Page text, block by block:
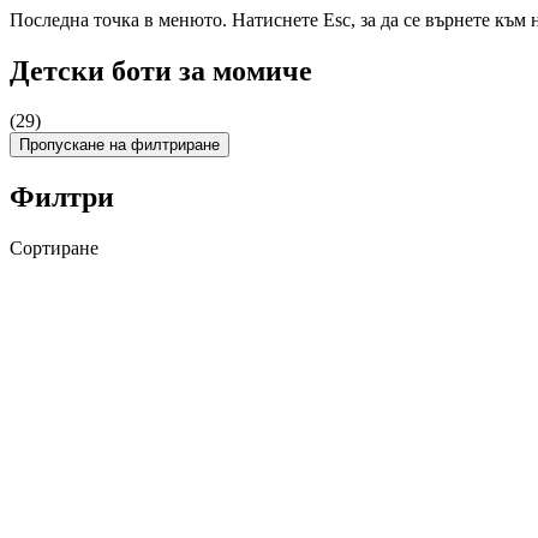
Последна точка в менюто. Натиснете Esc, за да се върнете към
Детски боти за момиче
(29)
Пропускане на филтриране
Филтри
Сортиране